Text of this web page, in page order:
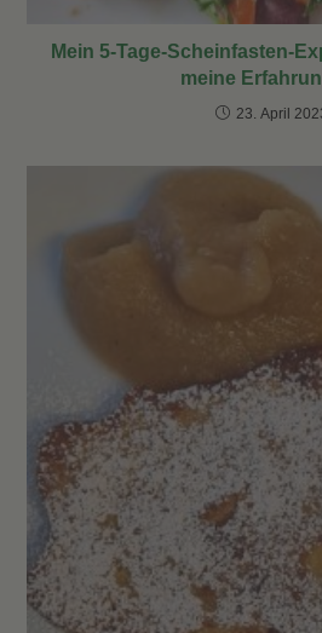
Mein 5-Tage-Scheinfasten-
meine
23. April